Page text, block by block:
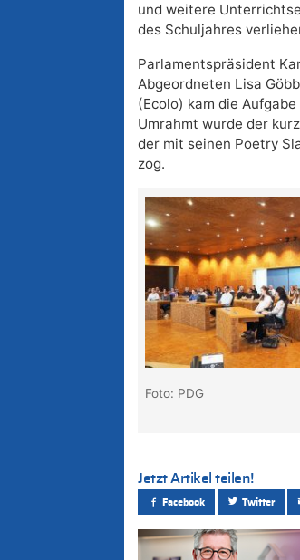
und weitere
des Schuljahres
Parlamentspräsident
Abgeordneten Lisa
(Ecolo) kam die
Umrahmt wurde der
der mit seinen Poetry
zog.
Foto: PDG
Jetzt Artikel teilen!
Facebook Twitter